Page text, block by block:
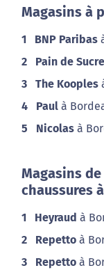
Magasins à
1 BNP Paribas
2 Pain de Sucre
3 The Kooples
4 Paul à
5 Nicolas à
Magasins
chaussures
1 Heyraud à
2 Repetto à
3 Repetto à